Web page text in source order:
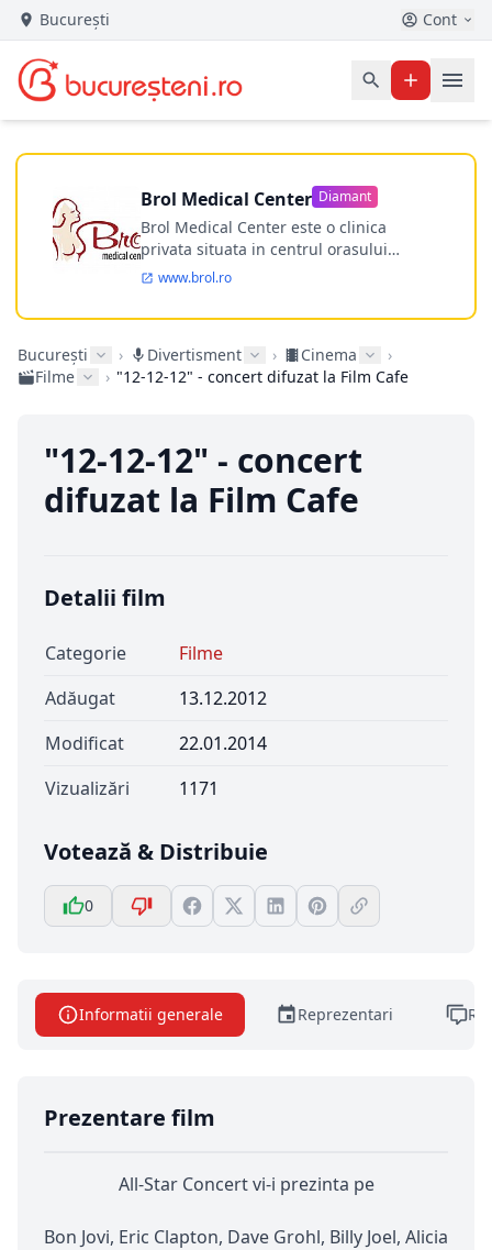
București Cont
Brol Medical Center Diamant
Brol Medical Center este o clinica
privata situata in centrul orasului
Timisoara avand o experienta de
Incepand din anul 2009 clinica isi
ultramodern.
www.brol.ro
București › Divertisment › Cinema
›
Filme
› "12-12-12" - concert difuzat la Film Cafe
"12-12-12" - concert
difuzat la Film Cafe
Detalii film
Categorie
Filme
Adăugat
13.12.2012
Modificat
22.01.2014
Vizualizări
1171
Votează & Distribuie
0
Informatii generale Reprezentari
Prezentare film
All-Star Concert vi-i prezinta pe
Bon Jovi, Eric Clapton, Dave Grohl, Billy Joel, Alicia